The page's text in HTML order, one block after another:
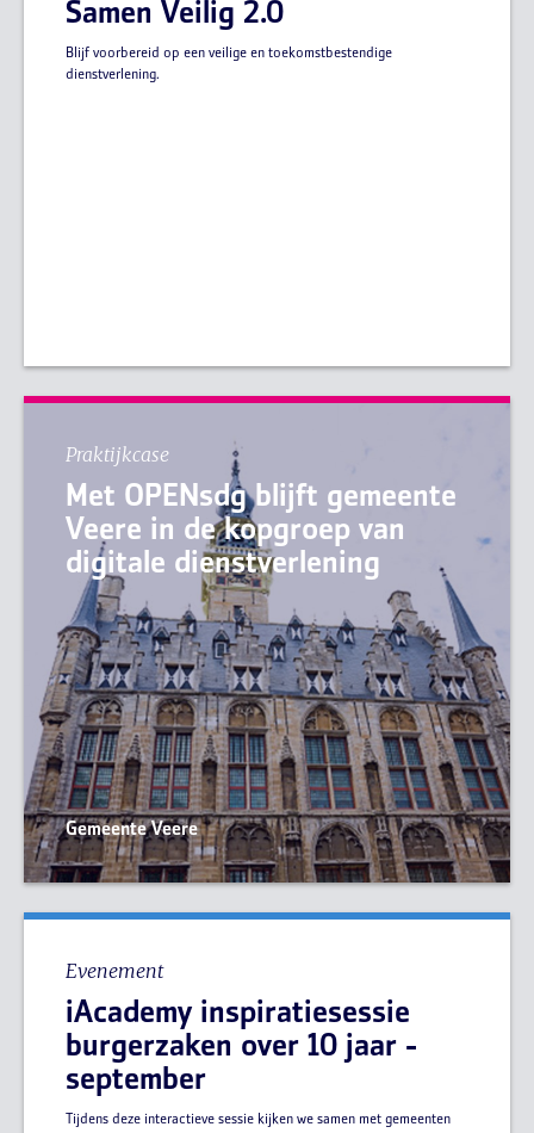
Samen Veilig 2.0
Blijf voorbereid op een veilige en toekomstbestendige
dienstverlening.
Praktijkcase
Met OPENsdg blijft gemeente
Veere in de kopgroep van
digitale dienstverlening
Gemeente Veere
Evenement
iAcademy inspiratiesessie
burgerzaken over 10 jaar -
september
Tijdens deze interactieve sessie kijken we samen met gemeenten